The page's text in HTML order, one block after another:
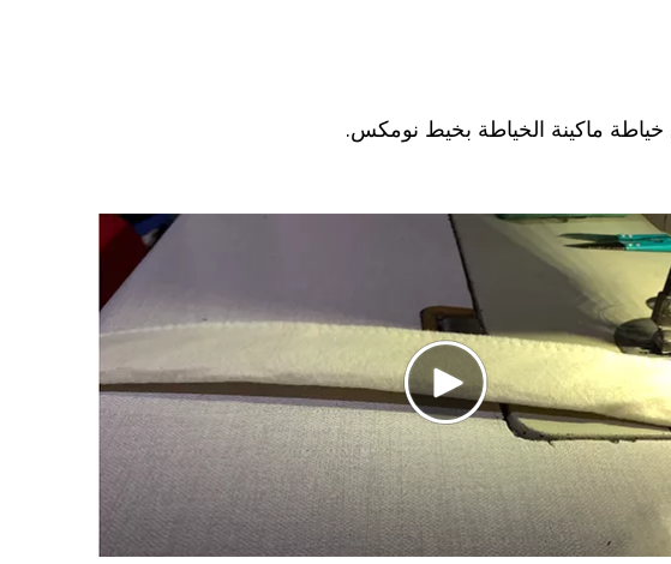
خياطة ماكينة الخياطة بخيط نومكس.